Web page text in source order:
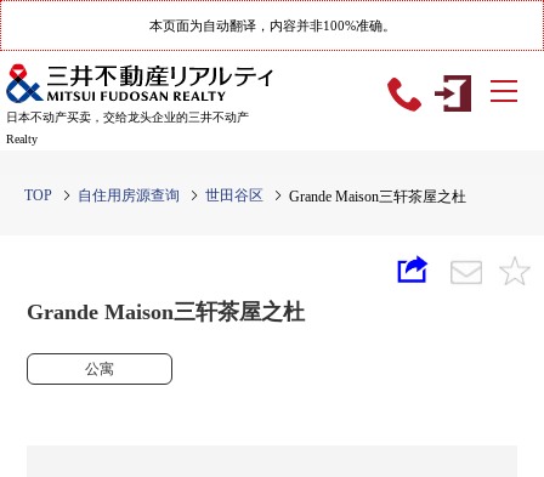
本页面为自动翻译，内容并非100%准确。
日本不动产买卖，交给龙头企业的三井不动产
Realty
TOP 自住用房源查询 世田谷区 Grande Maison三轩茶屋之杜
Grande Maison三轩茶屋之杜
公寓